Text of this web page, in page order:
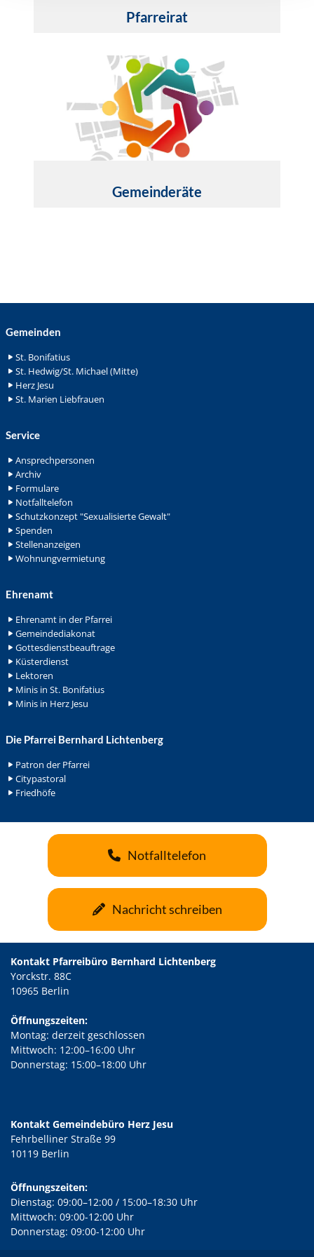
Pfarreirat
Gemeinderäte
Gemeinden
St. Bonifatius
St. Hedwig/St. Michael (Mitte)
Herz Jesu
St. Marien Liebfrauen
Service
Ansprechpersonen
Archiv
Formulare
Notfalltelefon
Schutzkonzept "Sexualisierte Gewalt"
Spenden
Stellenanzeigen
Wohnungvermietung
Ehrenamt
Ehrenamt in der Pfarrei
Gemeindediakonat
Gottesdienstbeauftrage
Küsterdienst
Lektoren
Minis in St. Bonifatius
Minis in Herz Jesu
Die Pfarrei Bernhard Lichtenberg
Patron der Pfarrei
Citypastoral
Friedhöfe
Notfalltelefon
Nachricht schreiben
Kontakt Pfarreibüro Bernhard Lichtenberg
Yorckstr. 88C
10965 Berlin
Öffnungszeiten:
Montag: derzeit geschlossen
Mittwoch: 12:00–16:00 Uhr
Donnerstag: 15:00–18:00 Uhr
Kontakt Gemeindebüro Herz Jesu
Fehrbelliner Straße 99
10119 Berlin
Öffnungszeiten:
Dienstag: 09:00–12:00 / 15:00–18:30 Uhr
Mittwoch: 09:00-12:00 Uhr
Donnerstag: 09:00-12:00 Uhr